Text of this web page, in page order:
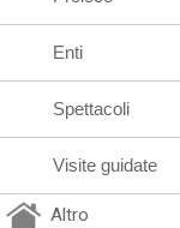
Enti
Spettacoli
Visite guidate
Altro